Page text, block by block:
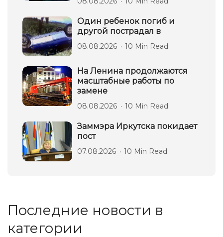
Один ребенок погиб и
другой пострадал в
08.08.2026 10 Min Read
На Ленина продолжаются
масштабные работы по
замене
08.08.2026 10 Min Read
Заммэра Иркутска покидает
пост
07.08.2026 10 Min Read
Последние новости в
категории